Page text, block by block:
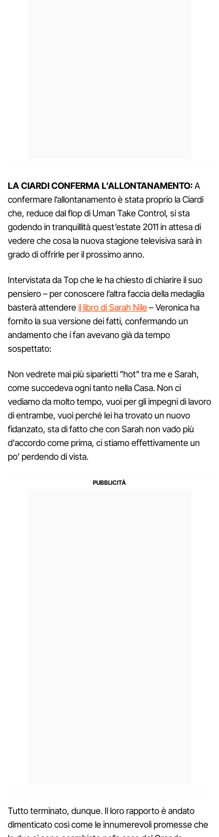
LA CIARDI CONFERMA L’ALLONTANAMENTO:A
confermare l’allontanamento è stata proprio la Ciardi
che, reduce dal flop di Uman Take Control, si sta
godendo in tranquillità quest’estate 2011 in attesa di
vedere che cosa la nuova stagione televisiva sarà in
grado di offrirle per il prossimo anno.
Intervistata da Top che le ha chiesto di chiarire il suo
pensiero – per conoscere l’altra faccia della medaglia
basterà attendereil libro di Sarah Nile– Veronica ha
fornito la sua versione dei fatti, confermando un
andamento che i fan avevano già da tempo
sospettato:
Non vedrete mai più siparietti "hot" tra me e Sarah,
come succedeva ogni tanto nella Casa. Non ci
vediamo da molto tempo, vuoi per gli impegni di lavoro
di entrambe, vuoi perché lei ha trovato un nuovo
fidanzato, sta di fatto che con Sarah non vado più
d'accordo come prima, ci stiamo effettivamente un
po’ perdendo di vista.
Tutto terminato, dunque. Il loro rapporto è andato
dimenticato così come le innumerevoli promesse che